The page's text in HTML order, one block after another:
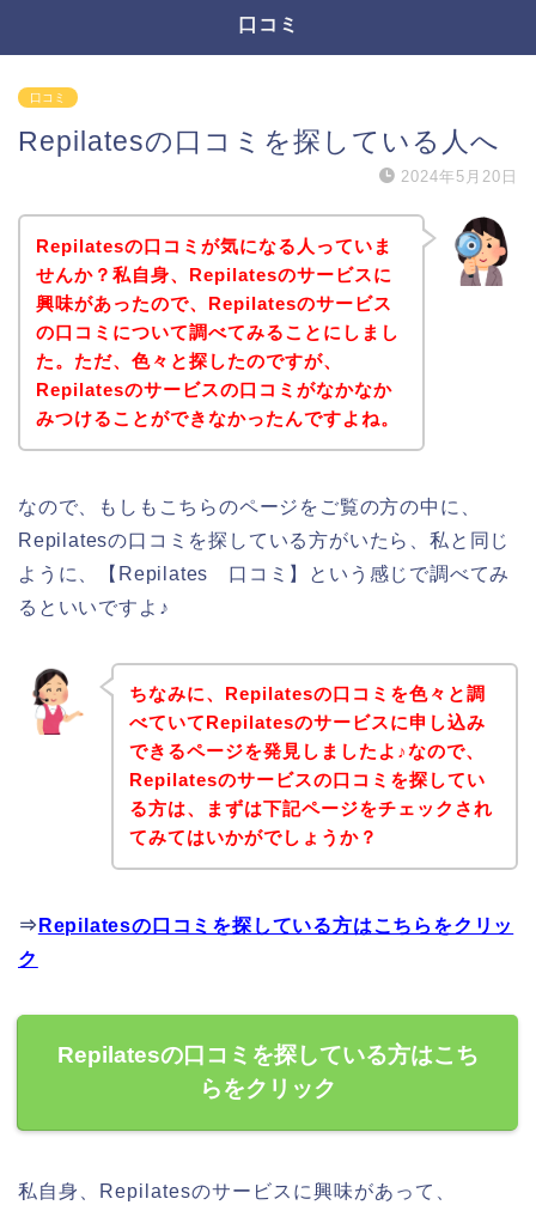
口コミ
口コミ
Repilatesの口コミを探している人へ
2024年5月20日
Repilatesの口コミが気になる人っていま
せんか？私自身、Repilatesのサービスに
興味があったので、Repilatesのサービス
の口コミについて調べてみることにしまし
た。ただ、色々と探したのですが、
Repilatesのサービスの口コミがなかなか
みつけることができなかったんですよね。
なので、もしもこちらのページをご覧の方の中に、
Repilatesの口コミを探している方がいたら、私と同じ
ように、【Repilates 口コミ】という感じで調べてみ
るといいですよ♪
ちなみに、Repilatesの口コミを色々と調
べていてRepilatesのサービスに申し込み
できるページを発見しましたよ♪なので、
Repilatesのサービスの口コミを探してい
る方は、まずは下記ページをチェックされ
てみてはいかがでしょうか？
⇒ Repilatesの口コミを探している方はこちらをクリッ
ク
Repilatesの口コミを探している方はこち
らをクリック
私自身、Repilatesのサービスに興味があって、